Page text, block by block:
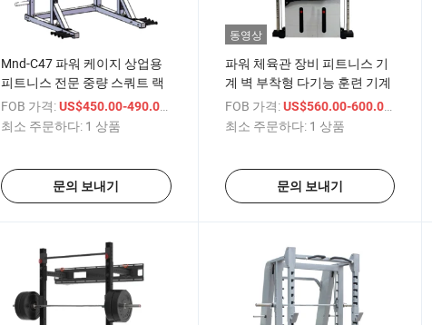
Mnd-C47 파워 케이지 상업용
피트니스 전문 중량 스쿼트 랙
FOB 가격: US$450.00-490.00
최소 주문하다: 1 상품
문의 보내기
동영상
파워 체육관 장비 피트니스 기
계 벽 부착형 다기능 훈련 기계
FOB 가격: US$560.00-600.00
최소 주문하다: 1 상품
문의 보내기